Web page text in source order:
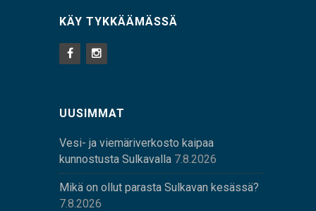
KÄY TYKKÄÄMÄSSÄ
UUSIMMAT
Vesi- ja viemäriverkosto kaipaa
kunnostusta Sulkavalla 7.8.2026
Mikä on ollut parasta Sulkavan kesässä?
7.8.2026